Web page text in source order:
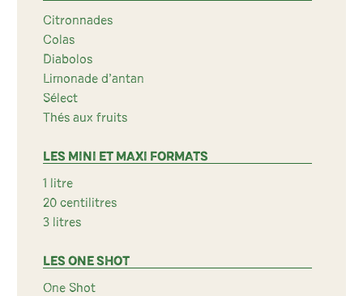
Citronnades
Colas
Diabolos
Limonade d’antan
Sélect
Thés aux fruits
LES MINI ET MAXI FORMATS
1 litre
20 centilitres
3 litres
LES ONE SHOT
One Shot